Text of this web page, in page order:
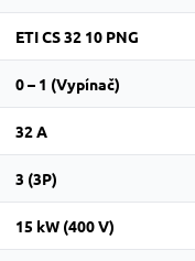
ETI CS 32 10 PNG
0 – 1 (Vypínač)
32 A
3 (3P)
15 kW (400 V)